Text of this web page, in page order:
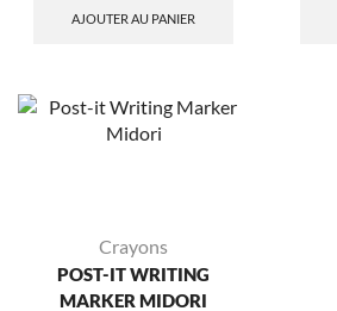
AJOUTER AU PANIER
Crayons
POST-IT WRITING
MARKER MIDORI